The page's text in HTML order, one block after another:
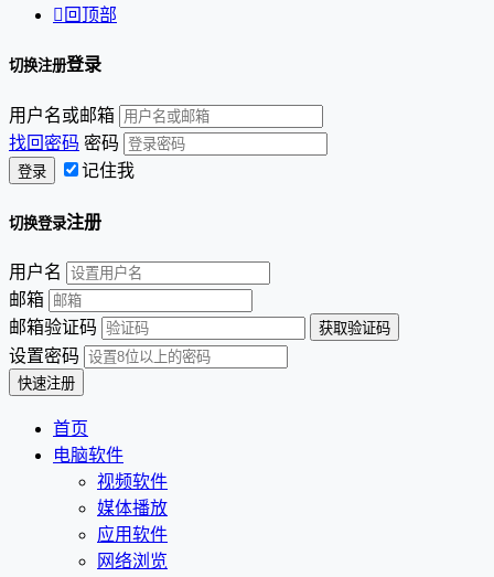
 回顶部
切换注册登录
用户名或邮箱
找回密码 密码
记住我
切换登录注册
用户名
邮箱
邮箱验证码
设置密码
首页
电脑软件
视频软件
媒体播放
应用软件
网络浏览